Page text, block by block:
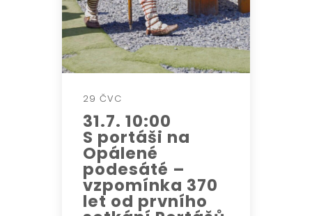
29 ČVC
31.7. 10:00
S portáši na
Opálené
podesáté –
vzpomínka 370
let od prvního